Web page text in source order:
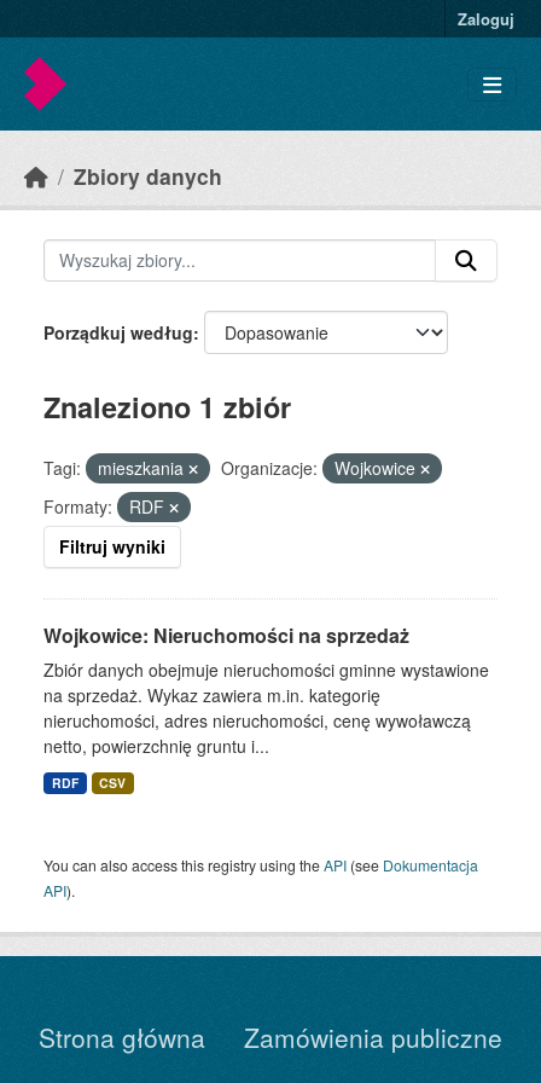
Zaloguj
Zbiory danych
Porządkuj według
Znaleziono 1 zbiór
Tagi: mieszkania Organizacje:
Wojkowice
Formaty:
RDF
Filtruj wyniki
Wojkowice: Nieruchomości na sprzedaż
Zbiór danych obejmuje nieruchomości gminne wystawione
na sprzedaż. Wykaz zawiera m.in. kategorię
nieruchomości, adres nieruchomości, cenę wywoławczą
netto, powierzchnię gruntu i...
RDF CSV
You can also access this registry using theAPI (see Dokumentacja
API).
Strona główna
Zamówienia publiczne